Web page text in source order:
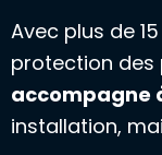
Avec plus de
protection des
accompagne
installation,